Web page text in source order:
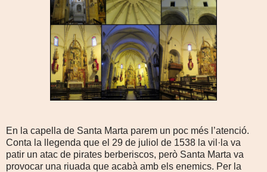
En la capella de Santa Marta parem un poc més l’atenció.
Conta la llegenda que el 29 de juliol de 1538 la vil·la va
patir un atac de pirates berberiscos, però Santa Marta va
provocar una riuada que acabà amb els enemics. Per la